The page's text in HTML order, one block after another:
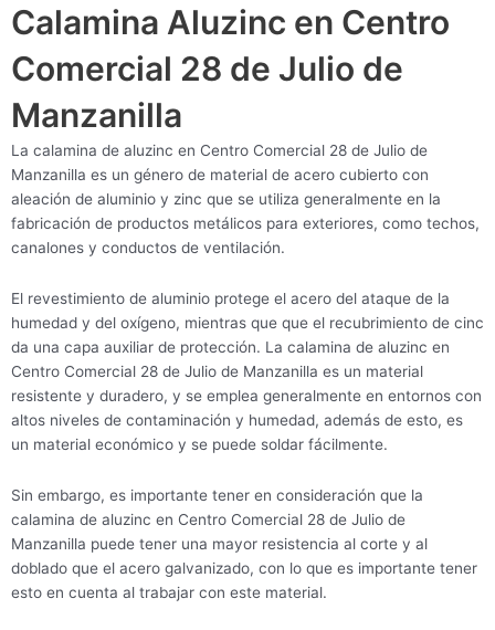
Calamina Aluzinc en Centro
Comercial 28 de Julio de
Manzanilla
La calamina de aluzinc en Centro Comercial 28 de Julio de
Manzanilla es un género de material de acero cubierto con
aleación de aluminio y zinc que se utiliza generalmente en la
fabricación de productos metálicos para exteriores, como techos,
canalones y conductos de ventilación.
El revestimiento de aluminio protege el acero del ataque de la
humedad y del oxígeno, mientras que que el recubrimiento de cinc
da una capa auxiliar de protección. La calamina de aluzinc en
Centro Comercial 28 de Julio de Manzanilla es un material
resistente y duradero, y se emplea generalmente en entornos con
altos niveles de contaminación y humedad, además de esto, es
un material económico y se puede soldar fácilmente.
Sin embargo, es importante tener en consideración que la
calamina de aluzinc en Centro Comercial 28 de Julio de
Manzanilla puede tener una mayor resistencia al corte y al
doblado que el acero galvanizado, con lo que es importante tener
esto en cuenta al trabajar con este material.